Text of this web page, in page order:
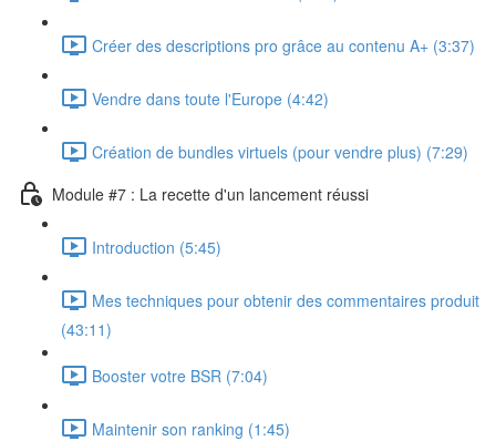
Créer des descriptions pro grâce au contenu A+ (3:37)
Vendre dans toute l'Europe (4:42)
Création de bundles virtuels (pour vendre plus) (7:29)
Module #7 : La recette d'un lancement réussi
Introduction (5:45)
Mes techniques pour obtenir des commentaires produit
(43:11)
Booster votre BSR (7:04)
Maintenir son ranking (1:45)